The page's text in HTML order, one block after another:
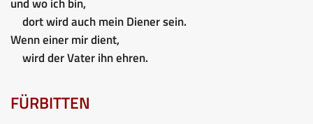
dort wird auch mein Diener sein.
Wenn einer mir dient,
wird der Vater ihn ehren.
FÜRBITTEN